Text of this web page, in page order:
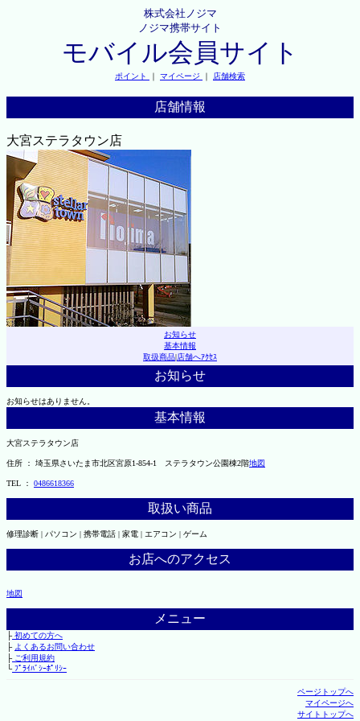
株式会社ノジマ
ノジマ携帯サイト
モバイル会員サイト
ポイント ｜ マイページ ｜ 店舗検索
店舗情報
大宮ステラタウン店
お知らせ
基本情報
取扱商品|店舗へｱｸｾｽ
お知らせ
お知らせはありません。
基本情報
大宮ステラタウン店
住所 ： 埼玉県さいたま市北区宮原1-854-1 ステラタウン公園棟2階地図
TEL ： 0486618366
取扱い商品
修理診断 | パソコン | 携帯電話 | 家電 | エアコン | ゲーム
お店へのアクセス
地図
メニュー
├初めての方へ
├ よくあるお問い合わせ
├ご利用規約
└ﾌﾟﾗｲﾊﾞｼｰﾎﾟﾘｼｰ
ページトップへ
マイページへ
サイトトップへ